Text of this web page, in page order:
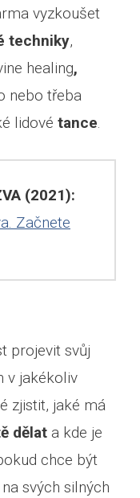
vyzkoušet
techniky,
healing,
nebo třeba
lidové tance
(2021):
Začnete
projevit svůj
v jakékoliv
zjistit, jaké má
dělat a kde je
chce být
svých silných